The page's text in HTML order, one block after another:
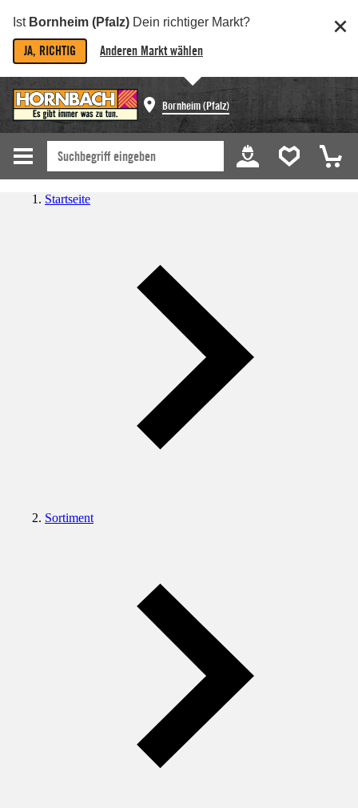
Ist Bornheim (Pfalz) Dein richtiger Markt?
JA, RICHTIG Anderen Markt wählen
Bornheim (Pfalz)
Startseite
Sortiment